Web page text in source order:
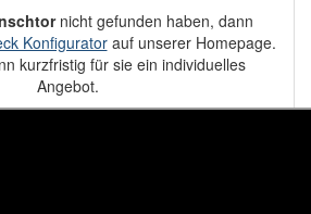
nicht gefunden haben, dann
Konfiguratorauf unserer Homepage.
kurzfristig für sie ein individuelles
Angebot.